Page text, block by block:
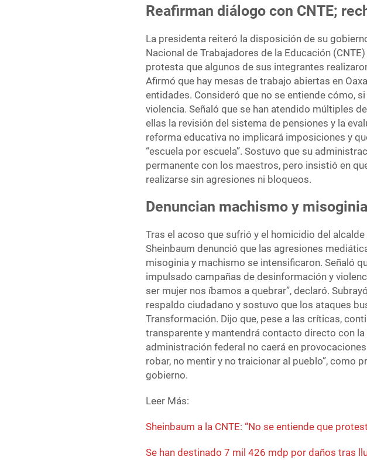
Reafirman diálogo con CNTE;
La presidenta reiteró la disposición de su
Nacional de Trabajadores de la Educación
protesta que algunos de sus integrantes
Afirmó que hay mesas de trabajo abiertas en
entidades. Consideró que no se entiende cómo,
violencia. Señaló que se han atendido múltiples
ellas la revisión del sistema de pensiones y la
reforma educativa no implicará imposiciones y
“escuela por escuela”. Sostuvo que su
permanente con los maestros, pero insistió en
realizarse sin agresiones ni bloqueos.
Denuncian machismo y
Tras el acoso que sufrió y el homicidio del alcalde
Sheinbaum denunció que las agresiones
misoginia y machismo se intensificaron. Señaló
impulsado campañas de desinformación y
ser mujer nos íbamos a quebrar”, declaró.
respaldo ciudadano y sostuvo que los ataques
Transformación. Dijo que, pese a las críticas,
transparente y mantendrá contacto directo con
administración federal no caerá en
robar, no mentir y no traicionar al pueblo”, como
gobierno.
Leer Más:
Sheinbaum a la CNTE: “No se entiende que
Se han destinado 7 mil 426 mdp por daños tras